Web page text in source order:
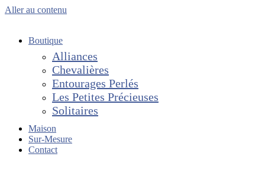
Aller au contenu
Boutique
Alliances
Chevalières
Entourages Perlés
Les Petites Précieuses
Solitaires
Maison
Sur-Mesure
Contact